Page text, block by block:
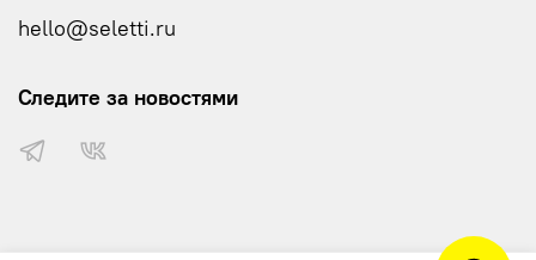
hello@seletti.ru
Следите за новостями